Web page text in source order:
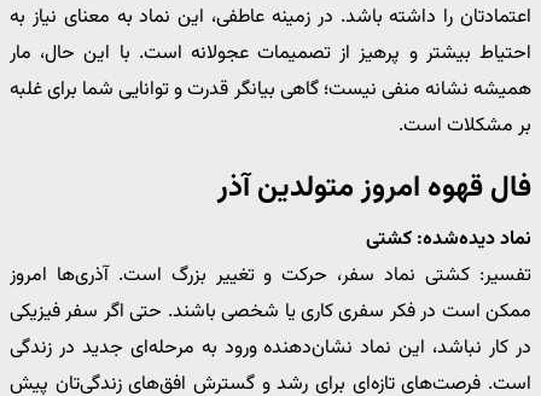
اعتمادتان را داشته باشد. در زمینه عاطفی، این نماد به معنای نیاز به
احتیاط بیشتر و پرهیز از تصمیمات عجولانه است. با این حال، مار
همیشه نشانه منفی نیست؛ گاهی بیانگر قدرت و توانایی شما برای غلبه
بر مشکلات است.
فال قهوه امروز متولدین آذر
نماد دیده‌شده: کشتی
تفسیر: کشتی نماد سفر، حرکت و تغییر بزرگ است. آذری‌ها امروز
ممکن است در فکر سفری کاری یا شخصی باشند. حتی اگر سفر فیزیکی
در کار نباشد، این نماد نشان‌دهنده ورود به مرحله‌ای جدید در زندگی
است. فرصت‌های تازه‌ای برای رشد و گسترش افق‌های زندگی‌تان پیش